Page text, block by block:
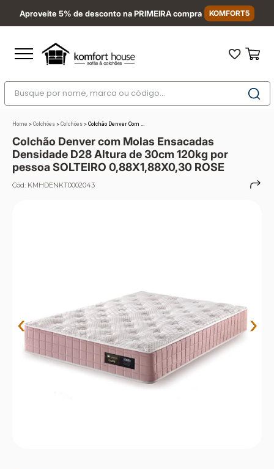
Aproveite 5% de desconto na PRIMEIRA compra KOMFORT5
Busque por nome, marca ou código...
Home > Colchões > Colchões > Colchão Denver Com ...
Colchão Denver com Molas Ensacadas
Densidade D28 Altura de 30cm 120kg por
pessoa SOLTEIRO 0,88X1,88X0,30 ROSE
Cód: KMHDENKT0002043
‹ ›
2º
sofá
3º
sofá retrátil
4º
sofá cama